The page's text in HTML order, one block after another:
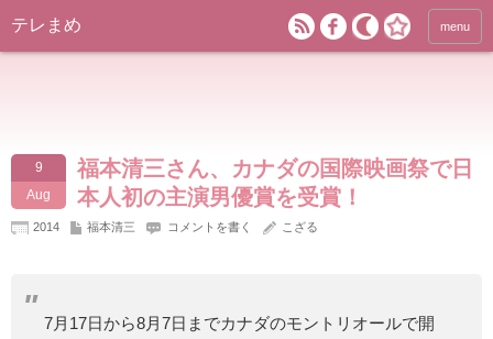
テレまめ menu
9
Aug
福本清三さん、カナダの国際映画祭で日
本人初の主演男優賞を受賞！
2014 福本清三 コメントを書く こざる
7月17日から8月7日までカナダのモントリオールで開